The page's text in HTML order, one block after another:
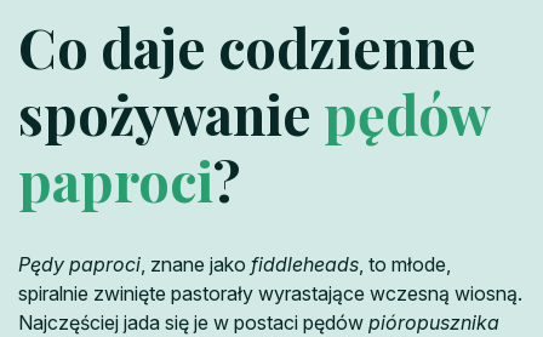
Co daje codzienne
spożywanie pędów
paproci?
Pędy paproci , znane jako fiddleheads , to młode,
spiralnie zwinięte pastorały wyrastające wczesną wiosną.
Najczęściej jada się je w postaci pędów pióropusznika